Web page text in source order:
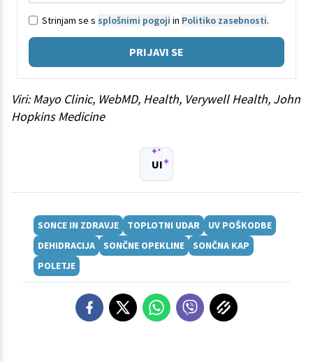
Strinjam se s splošnimi pogoji in Politiko zasebnosti.
PRIJAVI SE
Viri: Mayo Clinic, WebMD, Health, Verywell Health, John
Hopkins Medicine
UI
SONCE IN ZDRAVJE TOPLOTNI UDAR
UV POŠKODBE
DEHIDRACIJA
SONČNE OPEKLINE
SONČNA KAP
POLETJE